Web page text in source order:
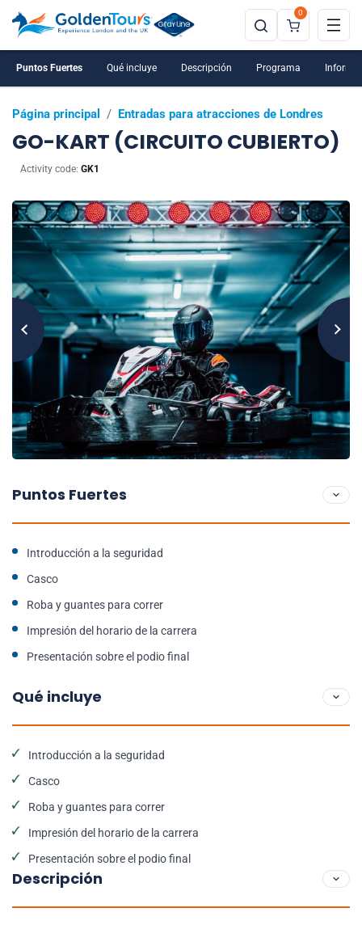
0
Página principal / Entradas para atracciones de Londres
GO-KART (CIRCUITO CUBIERTO)
Activity code: GK1
Puntos Fuertes Qué incluye Descripción Programa
Puntos Fuertes
Introducción a la seguridad
Casco
Roba y guantes para correr
Impresión del horario de la carrera
Presentación sobre el podio final
Qué incluye
Introducción a la seguridad
Casco
Roba y guantes para correr
Impresión del horario de la carrera
Presentación sobre el podio final
Descripción